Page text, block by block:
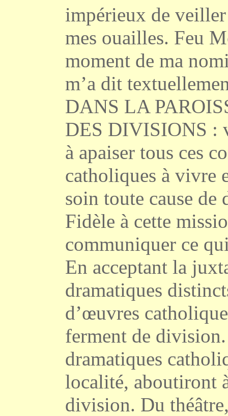
impérieux de veiller
mes ouailles. Feu
moment de ma
m’a dit
DANS LA
DES DIVISIONS :
à apaiser tous ces
catholiques à vivre
soin toute cause de
Fidèle à cette
communiquer ce
En acceptant la
dramatiques
d’œuvres
ferment de
dramatiques
localité, aboutiront
division. Du